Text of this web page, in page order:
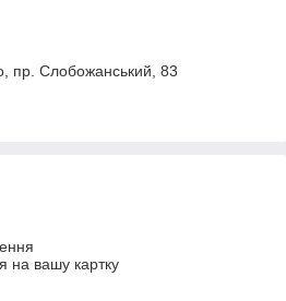
пр. Слобожанський, 83
на вашу картку